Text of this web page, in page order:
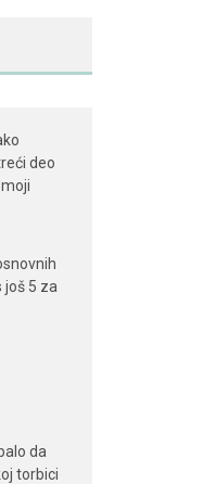
deo
još 5 za
da
torbici